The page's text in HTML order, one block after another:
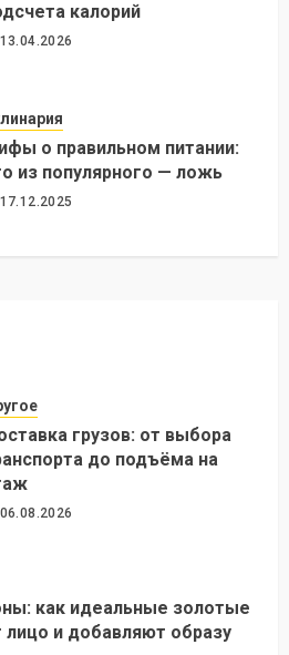
калорий
13.04.2026
о правильном питании:
из популярного — ложь
17.12.2025
грузов: от выбора
до подъёма на
06.08.2026
как идеальные золотые
и добавляют образу